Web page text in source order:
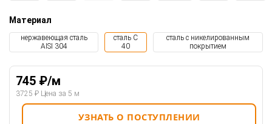
Материал
нержавеющая сталь
AISI 304
сталь C
40
сталь с никелированным
покрытием
745 ₽/м
3725 ₽ Цена за 5 м
УЗНАТЬ О ПОСТУПЛЕНИИ